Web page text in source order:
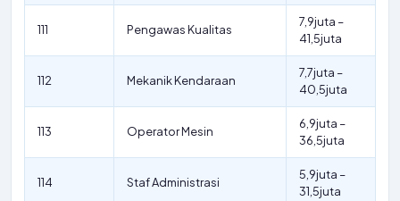
111 Pengawas Kualitas
7,9juta –
41,5juta
112 Mekanik Kendaraan
7,7juta –
40,5juta
113 Operator Mesin
6,9juta –
36,5juta
114 Staf Administrasi
5,9juta –
31,5juta